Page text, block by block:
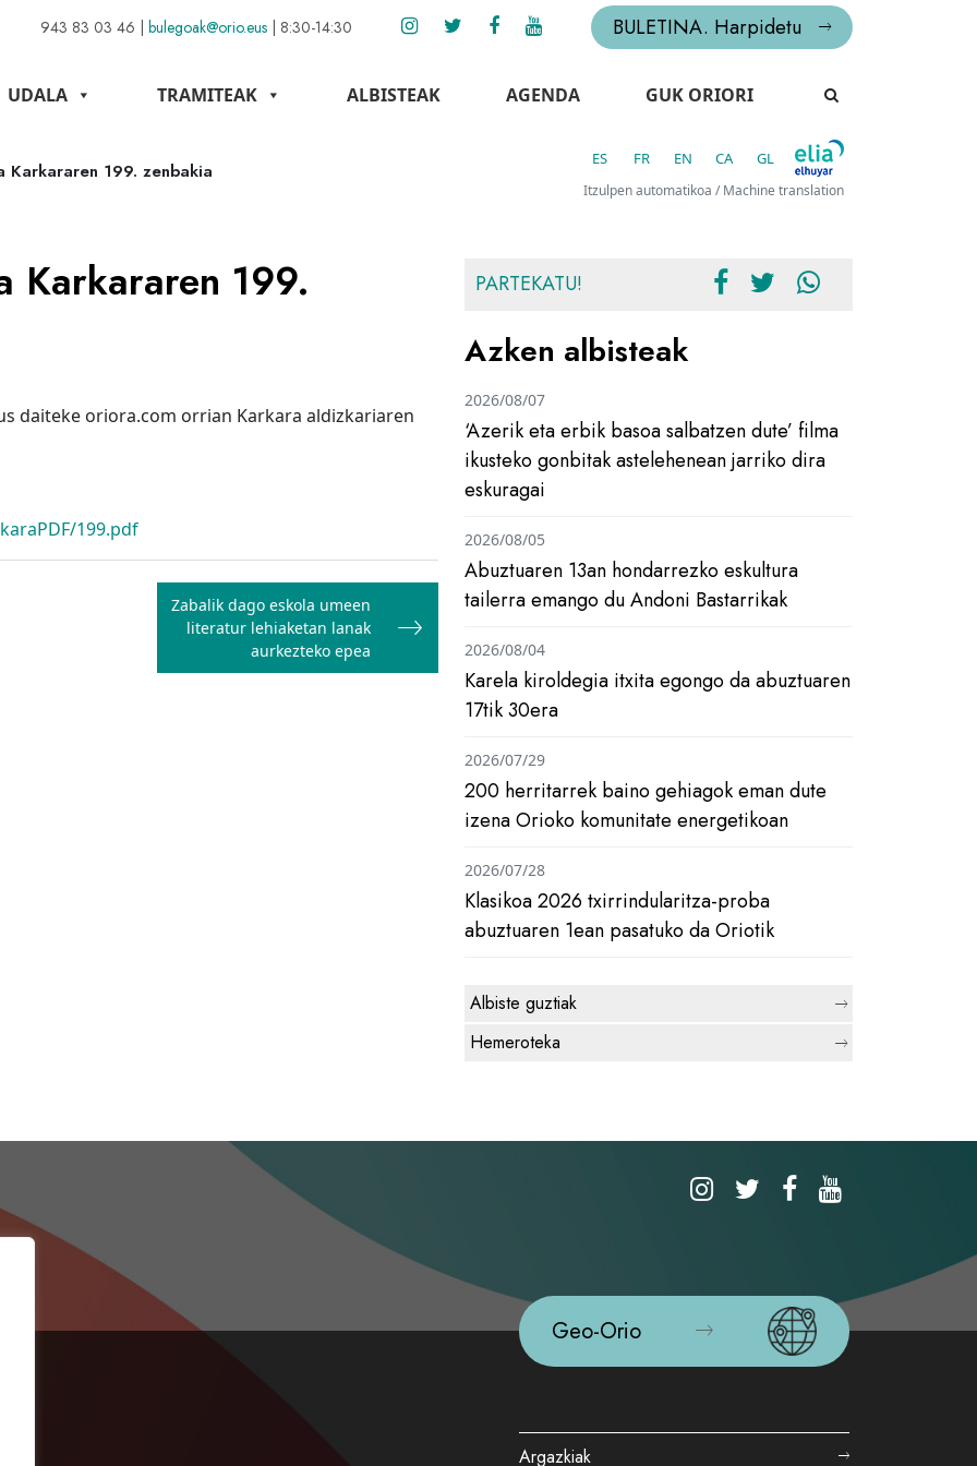
943 83 03 46 | bulegoak@orio.eus | 8:30-14:30 BULETINA. Harpidetu
UDALA TRAMITEAK ALBISTEAK AGENDA GUK ORIORI
Karkararen 199. zenbakia
ES FR EN CA GL
Itzulpen automatikoa / Machine translation
Karkararen 199.
daiteke oriora.com orrian Karkara aldizkariaren
199.pdf
Zabalik dago eskola umeen
literatur lehiaketan lanak
aurkezteko epea
PARTEKATU!
Azken albisteak
‘Azerik eta erbik basoa salbatzen dute’ filma
ikusteko gonbitak astelehenean jarriko dira
eskuragai
2026/08/07
Abuztuaren 13an hondarrezko eskultura
tailerra emango du Andoni Bastarrikak
2026/08/05
Karela kiroldegia itxita egongo da abuztuaren
17tik 30era
2026/08/04
200 herritarrek baino gehiagok eman dute
izena Orioko komunitate energetikoan
2026/07/29
Klasikoa 2026 txirrindularitza-proba
abuztuaren 1ean pasatuko da Oriotik
2026/07/28
Albiste guztiak
Hemeroteka
Geo-Orio
Argazkiak